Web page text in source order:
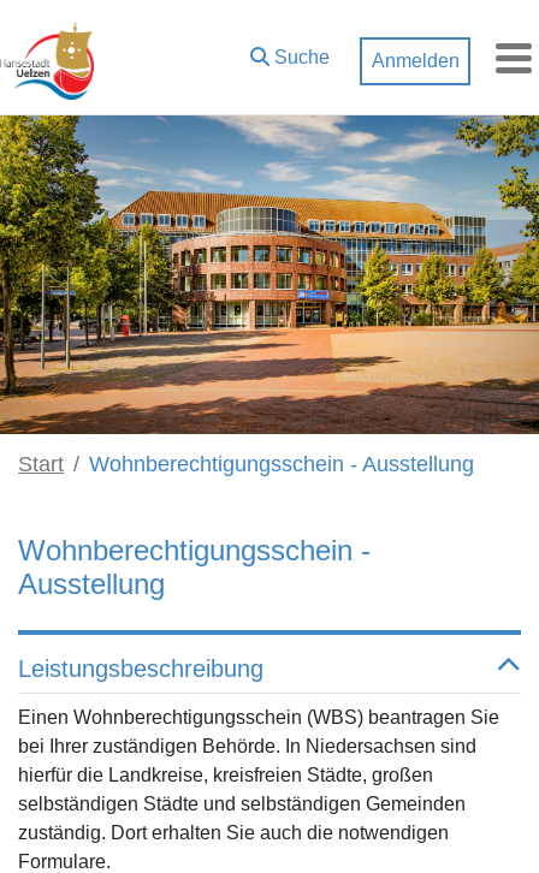
Zum Hauptinhalt springen
Suche Anmelden
Start Wohnberechtigungsschein - Ausstellung
Wohnberechtigungsschein -
Ausstellung
Leistungsbeschreibung
Einen Wohnberechtigungsschein (WBS) beantragen Sie
bei Ihrer zuständigen Behörde. In Niedersachsen sind
hierfür die Landkreise, kreisfreien Städte, großen
selbständigen Städte und selbständigen Gemeinden
zuständig. Dort erhalten Sie auch die notwendigen
Formulare.